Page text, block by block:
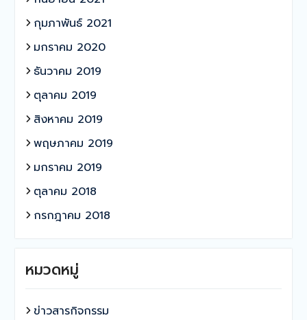
กุมภาพันธ์ 2021
มกราคม 2020
ธันวาคม 2019
ตุลาคม 2019
สิงหาคม 2019
พฤษภาคม 2019
มกราคม 2019
ตุลาคม 2018
กรกฎาคม 2018
หมวดหมู่
ข่าวสารกิจกรรม